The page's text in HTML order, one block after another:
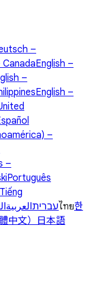
–
CanadaEnglish –
–
English –
–
–
Português
Tiếng
עבריתالعربية ไทย한
中文） 日本語